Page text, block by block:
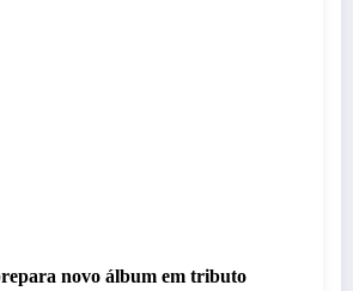
novo álbum em tributo